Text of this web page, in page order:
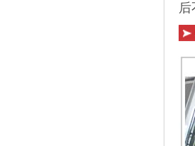
后